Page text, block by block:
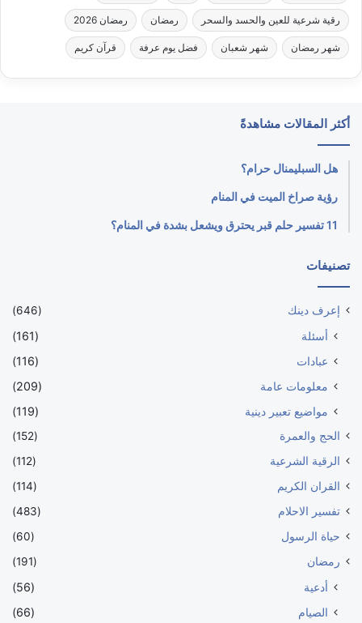
رقية شرعية للعين والحسد والسحر رمضان رمضان 2026
شهر رمضان شهر شعبان فضل يوم عرفة قرآن كريم
أكثر المقالات مشاهدةً
هل السبليمنال حرام؟
رؤية صراخ الميت في المنام
11 تفسير حلم قبر يحترق ويشعل بشدة في المنام؟
تصنيفات
إعرف دينك (646)
أسئلة
(161)
عبادات
(116)
معلومات عامة
(209)
مواضيع تعبير دينية
(119)
الحج والعمرة
(152)
الرقية الشرعية
(112)
القران الكريم
(114)
تفسير الاحلام
(483)
حياة الرسول
(60)
رمضان
(191)
أدعية
(56)
الصيام
(66)